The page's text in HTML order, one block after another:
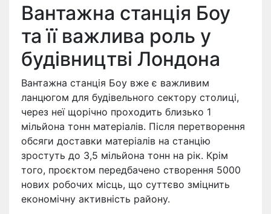
Вантажна станція Боу
та її важлива роль у
будівництві Лондона
Вантажна станція Боу вже є важливим
ланцюгом для будівельного сектору столиці,
через неї щорічно проходить близько 1
мільйона тонн матеріалів. Після перетворення
обсяги доставки матеріалів на станцію
зростуть до 3,5 мільйона тонн на рік. Крім
того, проєктом передбачено створення 5000
нових робочих місць, що суттєво зміцнить
економічну активність району.